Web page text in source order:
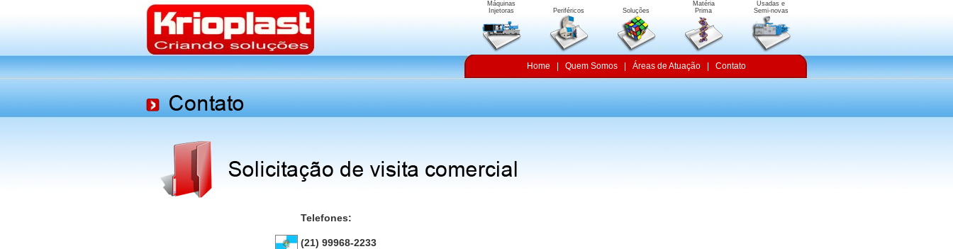
Máquinas
Injetoras
Periféricos Soluções
Matéria
Prima
Usadas e
Semi-novas
Home Quem Somos Áreas de Atuação Contato
Telefones:
(21) 99968-2233